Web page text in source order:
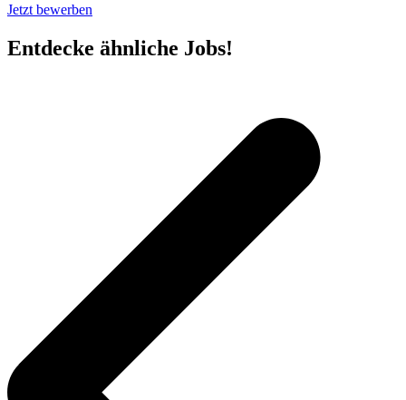
Jetzt bewerben
Entdecke ähnliche Jobs!